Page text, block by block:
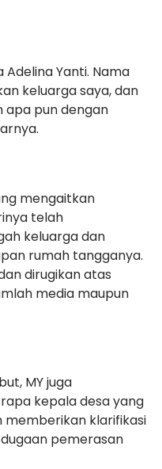
Adelina Yanti. Nama
keluarga saya, dan
apa pun dengan
mengaitkan
telah
keluarga dan
rumah tangganya.
dirugikan atas
media maupun
MY juga
kepala desa yang
klarifikasi
pemerasan